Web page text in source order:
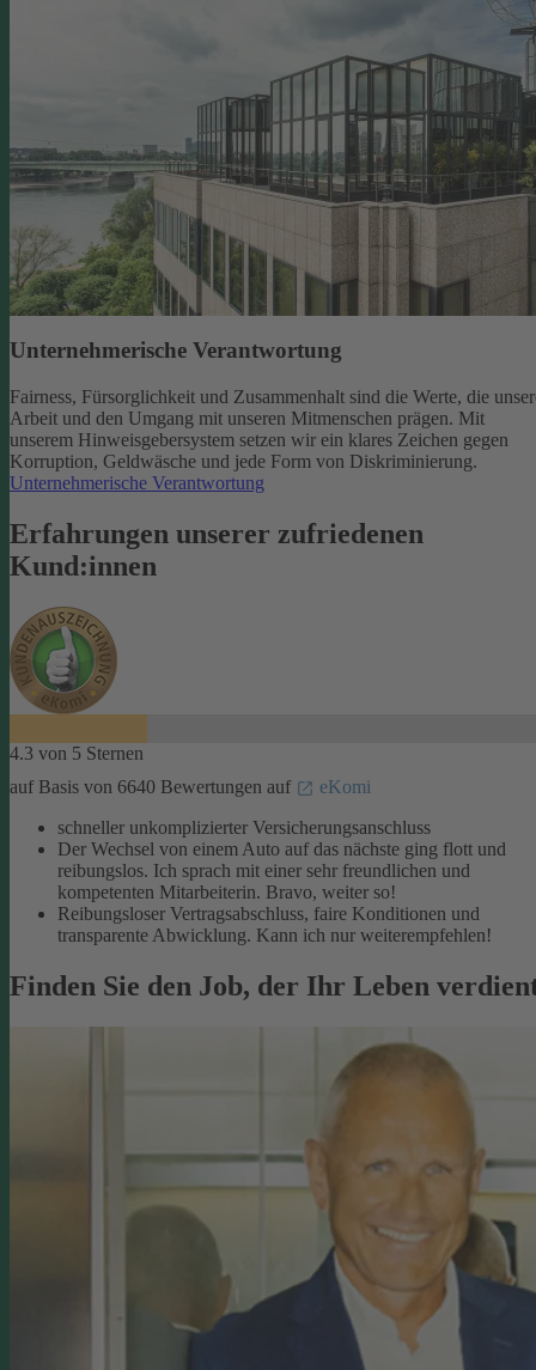
Unternehmerische Verantwortung
Fairness, Fürsorglichkeit und Zusammenhalt sind die Werte, die
Arbeit und den Umgang mit unseren Mitmenschen prägen. Mit
unserem Hinweisgebersystem setzen wir ein klares Zeichen gegen
Korruption, Geldwäsche und jede Form von Diskriminierung.
Unternehmerische Verantwortung
Erfahrungen unserer zufriedenen
Kund:innen
4.3 von 5 Sternen
auf Basis von 6640 Bewertungen auf
eKomi
schneller unkomplizierter Versicherungsanschluss
Der Wechsel von einem Auto auf das nächste ging flott und
reibungslos. Ich sprach mit einer sehr freundlichen und
kompetenten Mitarbeiterin. Bravo, weiter so!
Reibungsloser Vertragsabschluss, faire Konditionen und
transparente Abwicklung. Kann ich nur weiterempfehlen!
Finden Sie den Job, der Ihr Leben